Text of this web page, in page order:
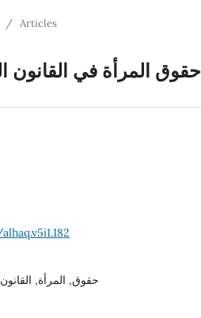
/ Articles
حقوق المرأة في القانون
حقوق, المرأة,